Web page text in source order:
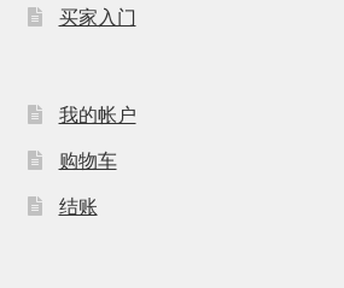
买家入门
我的帐户
购物车
结账